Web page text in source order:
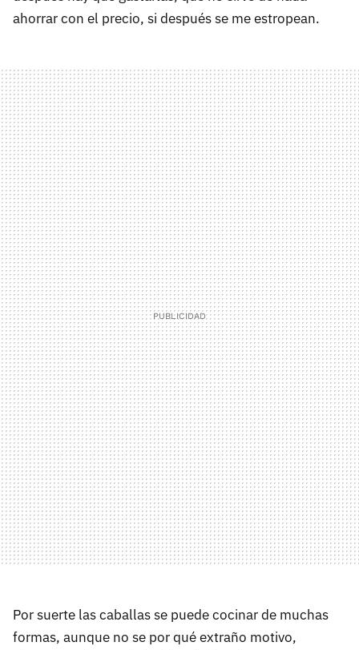
ahorrar con el precio, si después se me estropean.
Por suerte las caballas se puede cocinar de muchas
formas, aunque no se por qué extraño motivo,